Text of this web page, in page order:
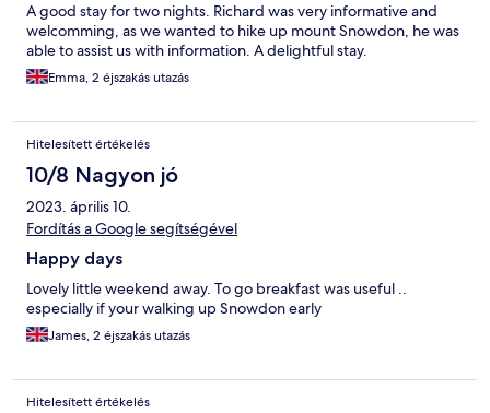
A good stay for two nights. Richard was very informative and
welcomming, as we wanted to hike up mount Snowdon, he was
able to assist us with information. A delightful stay.
Emma, 2 éjszakás utazás
Hitelesített értékelés
10/8 Nagyon jó
2023. április 10.
Fordítás a Google segítségével
Happy days
Lovely little weekend away. To go breakfast was useful ..
especially if your walking up Snowdon early
James, 2 éjszakás utazás
Hitelesített értékelés